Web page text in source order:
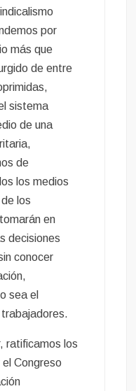
por
más que
de entre
sistema
de una
de
los medios
los
en
decisiones
conocer
sea el
ratificamos los
Congreso